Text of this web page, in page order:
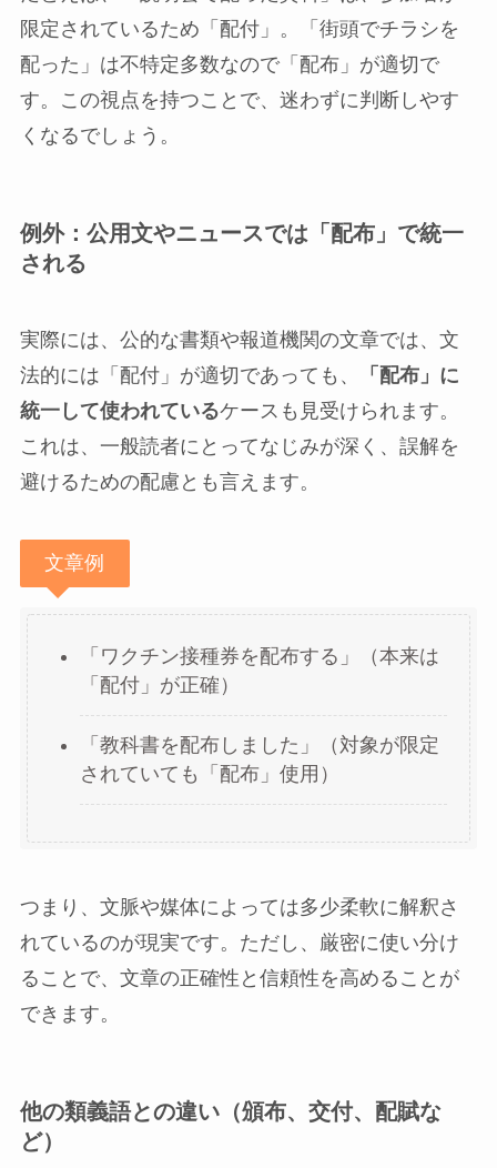
限定されているため「配付」。「街頭でチラシを
配った」は不特定多数なので「配布」が適切で
す。この視点を持つことで、迷わずに判断しやす
くなるでしょう。
例外：公用文やニュースでは「配布」で統一
される
実際には、公的な書類や報道機関の文章では、文
法的には「配付」が適切であっても、
「配布」に
統一して使われているケースも見受けられます。
これは、一般読者にとってなじみが深く、誤解を
避けるための配慮とも言えます。
文章例
「ワクチン接種券を配布する」（本来は
「配付」が正確）
「教科書を配布しました」（対象が限定
されていても「配布」使用）
つまり、文脈や媒体によっては多少柔軟に解釈さ
れているのが現実です。ただし、厳密に使い分け
ることで、文章の正確性と信頼性を高めることが
できます。
他の類義語との違い（頒布、交付、配賦な
ど）